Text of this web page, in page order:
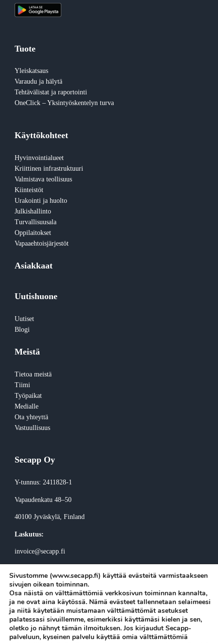
Tuote
Yleiskatsaus
Varaudu ja hälytä
Tehtävälistat ja raportointi
OneClick – Yksintyöskentelyn turva
Käyttökohteet
Hyvinvointialueet
Kriittinen infrastruktuuri
Valmistava teollisuus
Kiinteistöt
Urakointi ja huolto
Julkishallinto
Turvallisuusala
Oppilaitokset
Vapaaehtoisjärjestöt
Asiakkaat
Uutishuone
Uutiset
Blogi
Meistä
Tietoa meistä
Tiimi
Työpaikat
Medialle
Ota yhteyttä
Vastuullisuus
Secapp Oy
Y-tunnus: 2411828-1
Vapaudenkatu 48–50
40100 Jyväskylä, Finland
Laskutus:
invoice@secapp.fi
Tilaa Secappin uutiskirje
Sivustomme (www.secapp.fi) käyttää evästeitä varmistaakseen
sivujen oikean toiminnan.
Osa näistä on välttämättömiä verkkosivun toiminnan kannalta,
ja ne ovat aina käytössä. Nämä evästeet tallennetaan selaimeesi
ja niitä käytetään muistamaan välttämättömät asetukset
palatessasi sivuillemme, esimerkiksi käyttämäsi kielen ja sen,
oletko jo nähnyt tämän ilmoituksen. Jos kirjaudut Secapp-
palveluun, kyseinen palvelu käyttää omia välttämättömiä